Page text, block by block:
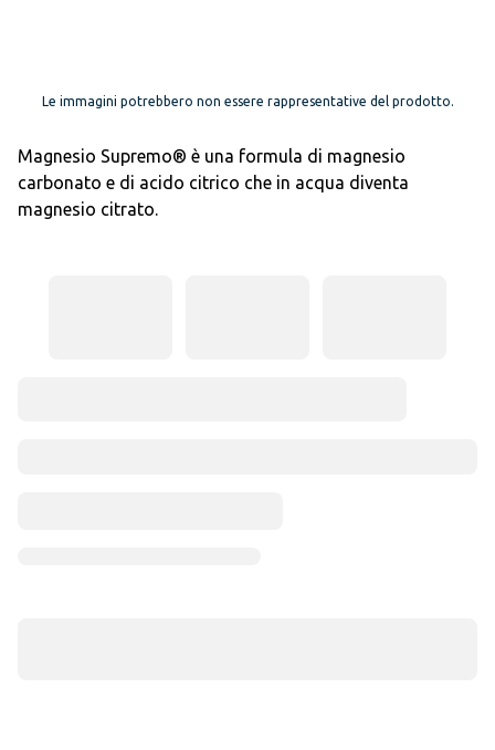
Le immagini potrebbero non essere rappresentative del prodotto.
Magnesio Supremo® è una formula di magnesio
carbonato e di acido citrico che in acqua diventa
magnesio citrato.